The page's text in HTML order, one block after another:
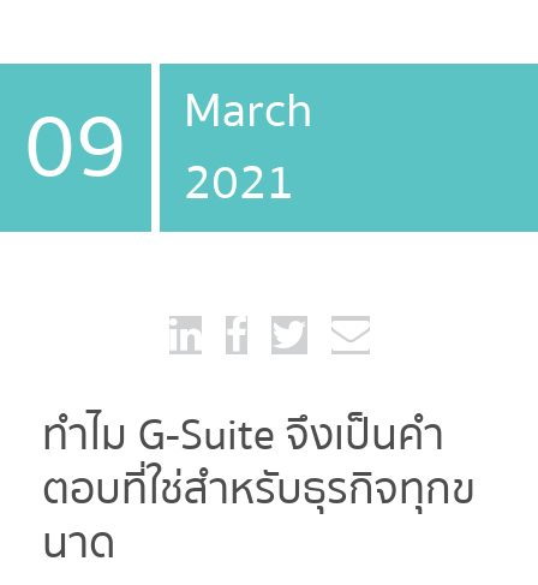
09
March
2021
ทำไม G-Suite จึงเป็นคำ
ตอบที่ใช่สำหรับธุรกิจทุกข
นาด